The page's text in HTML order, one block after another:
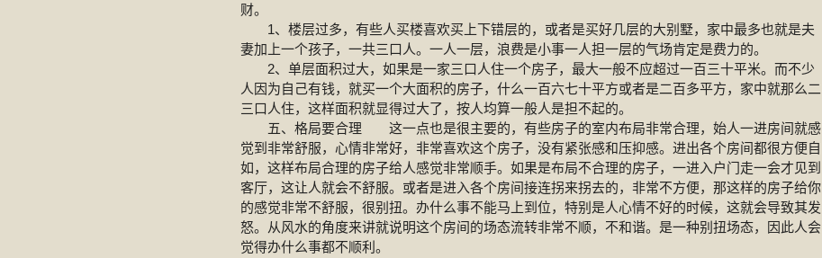
财。
1、楼层过多，有些人买楼喜欢买上下错层的，或者是买好几层的大别墅，家中最多也就是夫
妻加上一个孩子，一共三口人。一人一层，浪费是小事一人担一层的气场肯定是费力的。
2、单层面积过大，如果是一家三口人住一个房子，最大一般不应超过一百三十平米。而不少
人因为自己有钱，就买一个大面积的房子，什么一百六七十平方或者是二百多平方，家中就那么二
三口人住，这样面积就显得过大了，按人均算一般人是担不起的。
五、格局要合理 这一点也是很主要的，有些房子的室内布局非常合理，始人一进房间就感
觉到非常舒服，心情非常好，非常喜欢这个房子，没有紧张感和压抑感。进出各个房间都很方便自
如，这样布局合理的房子给人感觉非常顺手。如果是布局不合理的房子，一进入户门走一会才见到
客厅，这让人就会不舒服。或者是进入各个房间接连拐来拐去的，非常不方便，那这样的房子给你
的感觉非常不舒服，很别扭。办什么事不能马上到位，特别是人心情不好的时候，这就会导致其发
怒。从风水的角度来讲就说明这个房间的场态流转非常不顺，不和谐。是一种别扭场态，因此人会
觉得办什么事都不顺利。